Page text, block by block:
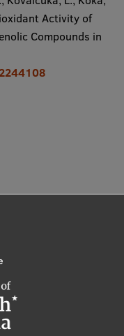
Activity of
Compounds in